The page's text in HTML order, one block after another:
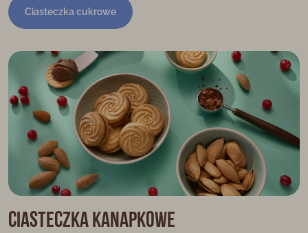
Ciasteczka cukrowe
Ciasteczka kanapkowe